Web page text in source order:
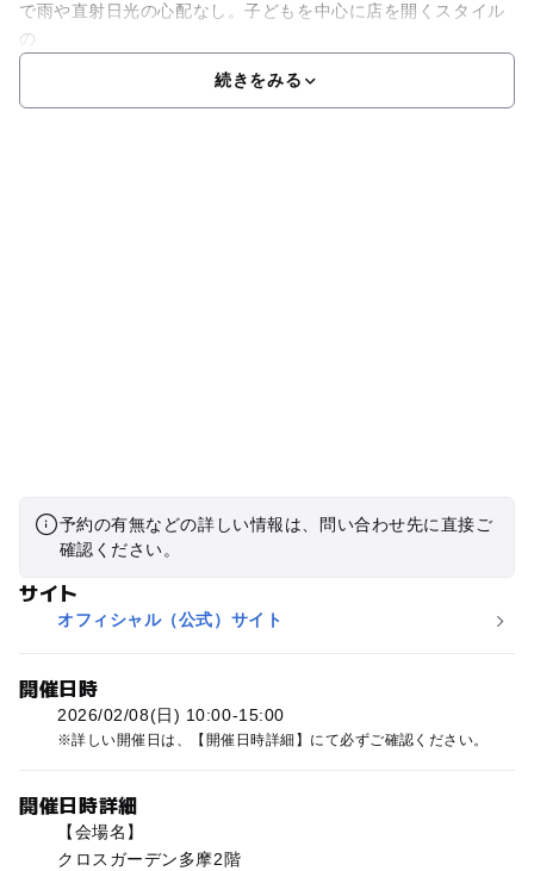
で雨や直射日光の心配なし。子どもを中心に店を開くスタイル
の
続きをみる
予約の有無などの詳しい情報は、問い合わせ先に直接ご
確認ください。
サイト
オフィシャル（公式）サイト
開催日時
2026/02/08(日) 10:00-15:00
詳しい開催日は、【開催日時詳細】にて必ずご確認ください。
開催日時詳細
【会場名】
クロスガーデン多摩2階